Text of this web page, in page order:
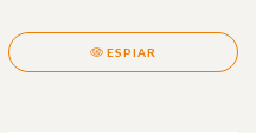
ESPIAR